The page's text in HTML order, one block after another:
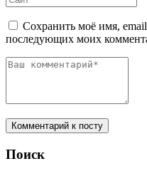
Сохранить моё имя, email
последующих моих
Комментарий к посту
Поиск